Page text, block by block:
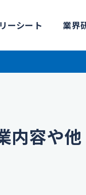
ーシート 業界
内容や他